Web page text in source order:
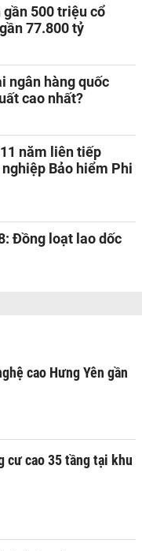
gần 500 triệu cổ
77.800 tỷ
ngân hàng quốc
cao nhất?
năm liên tiếp
Bảo hiểm Phi
Đồng loạt lao dốc
cao Hưng Yên gần
cư cao 35 tầng tại khu